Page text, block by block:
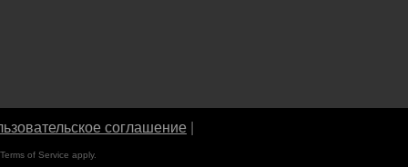
соглашение
Terms of Service apply.